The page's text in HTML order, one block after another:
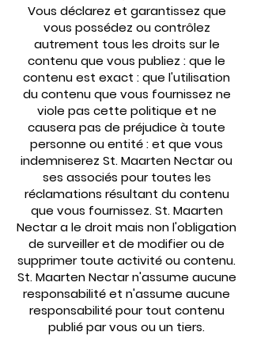
Vous déclarez et garantissez que
vous possédez ou contrôlez
autrement tous les droits sur le
contenu que vous publiez : que le
contenu est exact : que l'utilisation
du contenu que vous fournissez ne
viole pas cette politique et ne
causera pas de préjudice à toute
personne ou entité : et que vous
indemniserez St. Maarten Nectar ou
ses associés pour toutes les
réclamations résultant du contenu
que vous fournissez. St. Maarten
Nectar a le droit mais non l'obligation
de surveiller et de modifier ou de
supprimer toute activité ou contenu.
St. Maarten Nectar n'assume aucune
responsabilité et n'assume aucune
responsabilité pour tout contenu
publié par vous ou un tiers.